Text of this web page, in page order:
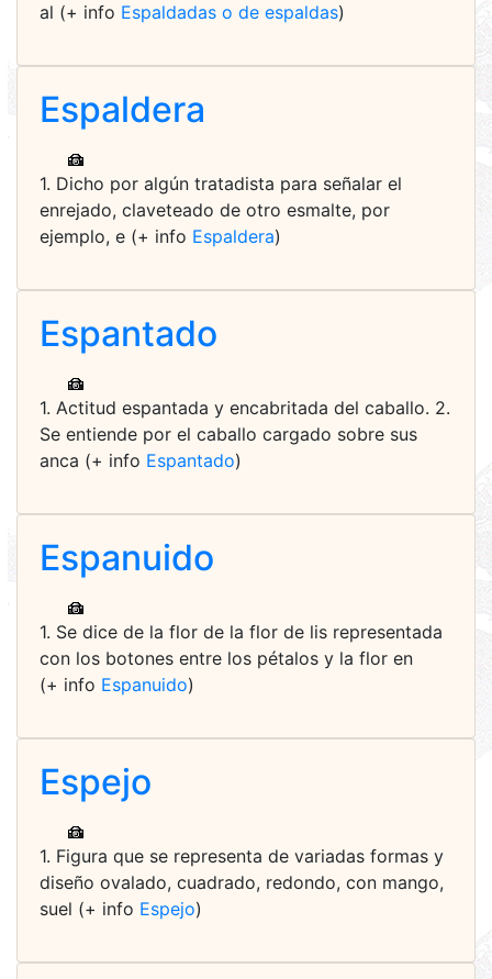
al (+ info Espaldadas o de espaldas)
Espaldera
1. Dicho por algún tratadista para señalar el
enrejado, claveteado de otro esmalte, por
ejemplo, e (+ info Espaldera)
Espantado
1. Actitud espantada y encabritada del caballo. 2.
Se entiende por el caballo cargado sobre sus
anca (+ info Espantado)
Espanuido
1. Se dice de la flor de la flor de lis representada
con los botones entre los pétalos y la flor en
(+ info Espanuido)
Espejo
1. Figura que se representa de variadas formas y
diseño ovalado, cuadrado, redondo, con mango,
suel (+ info Espejo)